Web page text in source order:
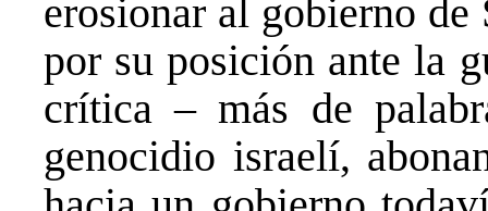
erosionar al gobierno de
por su posición ante la
crítica – más de
genocidio israelí,